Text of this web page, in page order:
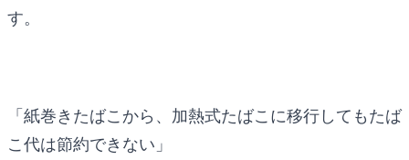
す。
「紙巻きたばこから、加熱式たばこに移行してもたば
こ代は節約できない」